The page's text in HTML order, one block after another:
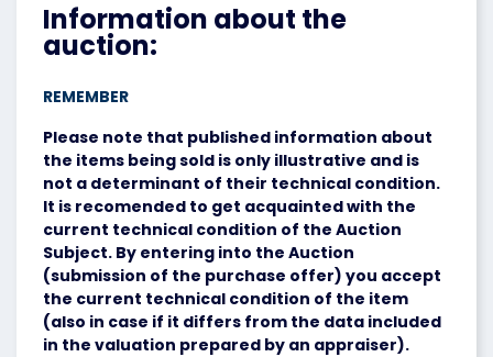
Information about the
auction:
REMEMBER
Please note that published information about
the items being sold is only illustrative and is
not a determinant of their technical condition.
It is recomended to get acquainted with the
current technical condition of the Auction
Subject. By entering into the Auction
(submission of the purchase offer) you accept
the current technical condition of the item
(also in case if it differs from the data included
in the valuation prepared by an appraiser).